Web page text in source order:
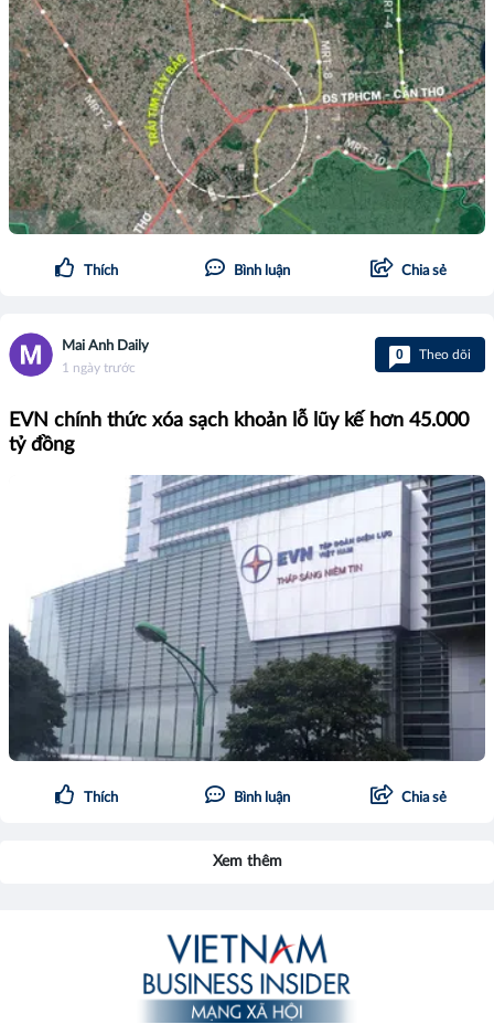
Thích Bình luận Chia sẻ
Mai Anh Daily
1 ngày trước
0 Theo dõi
EVN chính thức xóa sạch khoản lỗ lũy kế hơn 45.000
tỷ đồng
Thích Bình luận Chia sẻ
Xem thêm